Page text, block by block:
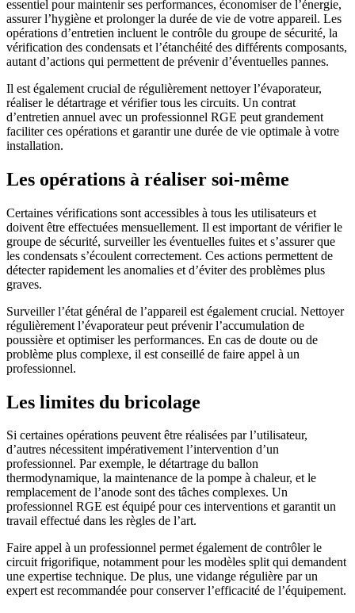
essentiel pour maintenir ses performances, économiser de l’énergie,
assurer l’hygiène et prolonger la durée de vie de votre appareil. Les
opérations d’entretien incluent le contrôle du groupe de sécurité, la
vérification des condensats et l’étanchéité des différents composants,
autant d’actions qui permettent de prévenir d’éventuelles pannes.
Il est également crucial de régulièrement nettoyer l’évaporateur,
réaliser le détartrage et vérifier tous les circuits. Un contrat
d’entretien annuel avec un professionnel RGE peut grandement
faciliter ces opérations et garantir une durée de vie optimale à votre
installation.
Les opérations à réaliser soi-même
Certaines vérifications sont accessibles à tous les utilisateurs et
doivent être effectuées mensuellement. Il est important de vérifier le
groupe de sécurité, surveiller les éventuelles fuites et s’assurer que
les condensats s’écoulent correctement. Ces actions permettent de
détecter rapidement les anomalies et d’éviter des problèmes plus
graves.
Surveiller l’état général de l’appareil est également crucial. Nettoyer
régulièrement l’évaporateur peut prévenir l’accumulation de
poussière et optimiser les performances. En cas de doute ou de
problème plus complexe, il est conseillé de faire appel à un
professionnel.
Les limites du bricolage
Si certaines opérations peuvent être réalisées par l’utilisateur,
d’autres nécessitent impérativement l’intervention d’un
professionnel. Par exemple, le détartrage du ballon
thermodynamique, la maintenance de la pompe à chaleur, et le
remplacement de l’anode sont des tâches complexes. Un
professionnel RGE est équipé pour ces interventions et garantit un
travail effectué dans les règles de l’art.
Faire appel à un professionnel permet également de contrôler le
circuit frigorifique, notamment pour les modèles split qui demandent
une expertise technique. De plus, une vidange régulière par un
expert est recommandée pour conserver l’efficacité de l’équipement.